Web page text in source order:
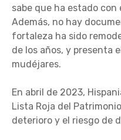
sabe que ha estado con
Además, no hay
fortaleza ha sido
de los años, y presenta
mudéjares.
En abril de 2023,
Lista Roja del
deterioro y el riesgo de